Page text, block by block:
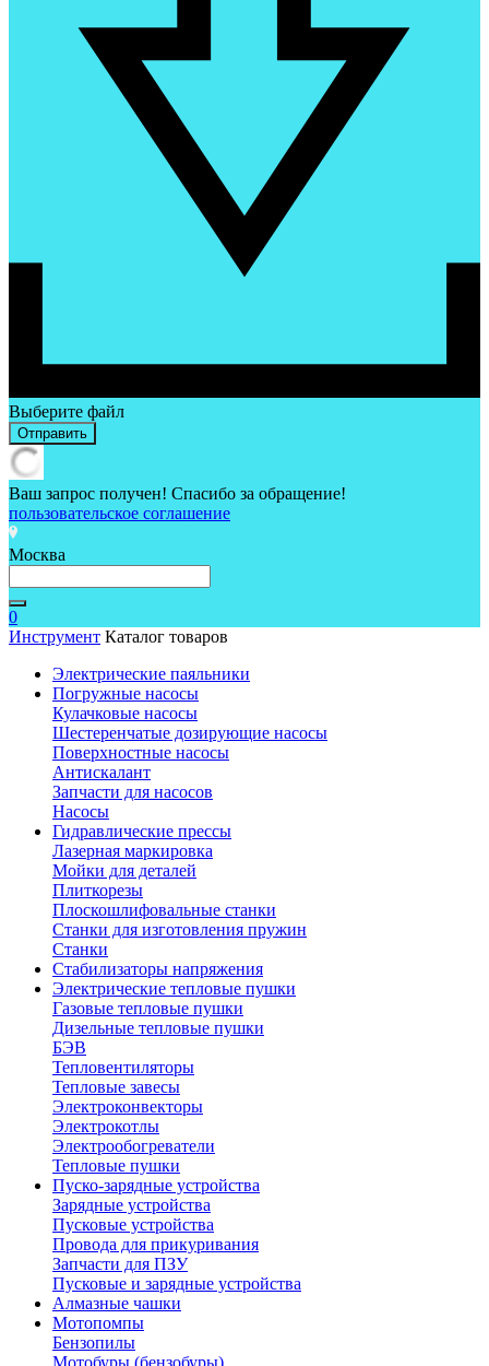
Выберите файл
Отправить
Ваш запрос получен! Спасибо за обращение!
пользовательское соглашение
Москва
0
Инструмент Каталог товаров
Электрические паяльники
Погружные насосы
Кулачковые насосы
Шестеренчатые дозирующие насосы
Поверхностные насосы
Антискалант
Запчасти для насосов
Насосы
Гидравлические прессы
Лазерная маркировка
Мойки для деталей
Плиткорезы
Плоскошлифовальные станки
Станки для изготовления пружин
Станки
Стабилизаторы напряжения
Электрические тепловые пушки
Газовые тепловые пушки
Дизельные тепловые пушки
БЭВ
Тепловентиляторы
Тепловые завесы
Электроконвекторы
Электрокотлы
Электрообогреватели
Тепловые пушки
Пуско-зарядные устройства
Зарядные устройства
Пусковые устройства
Провода для прикуривания
Запчасти для ПЗУ
Пусковые и зарядные устройства
Алмазные чашки
Мотопомпы
Бензопилы
Мотобуры (бензобуры)